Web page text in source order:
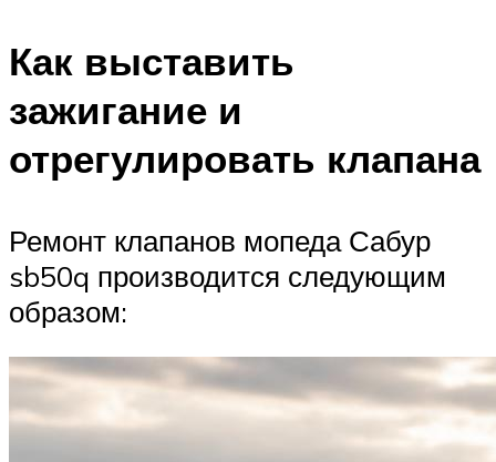
Как выставить
зажигание и
отрегулировать клапана
Ремонт клапанов мопеда Сабур
sb50q производится следующим
образом: